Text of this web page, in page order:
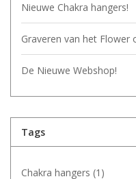
Nieuwe Chakra hangers!
Graveren van het Flower
De Nieuwe Webshop!
Tags
Chakra hangers (1)
De
Ik ben